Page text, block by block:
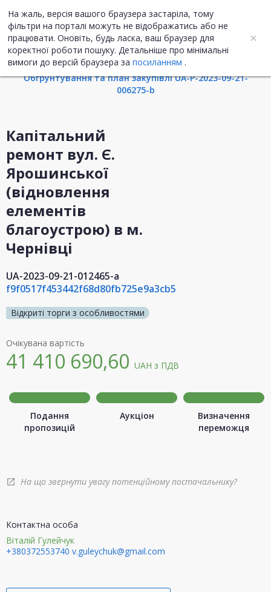
На жаль, версія вашого браузера застаріла, тому
фільтри на порталі можуть не відображатись або не
працювати. Оновіть, будь ласка, ваш браузер для
коректної роботи пошуку. Детальніше про мінімальні
вимоги до версій браузера за посиланням .
UA ENG
Інформація про закупівлю
Обгрунтування та план закупівлі UA-P-2023-09-21-
006275-b
Капітальний
ремонт вул. Є.
Ярошинської
(відновлення
елементів
благоустрою) в м.
Чернівці
UA-2023-09-21-012465-a
f9f0517f453442f68d80fb725e9a3cb5
Відкриті торги з особливостями
Очікувана вартість
41 410 690,60 UAH з ПДВ
Подання
пропозицій
Аукціон
Визначення
переможця
open_in_new На що звернути увагу потенційному постачальнику?
Контактна особа
Віталій Гулейчук
+380372553740 v.guleychuk@gmail.com